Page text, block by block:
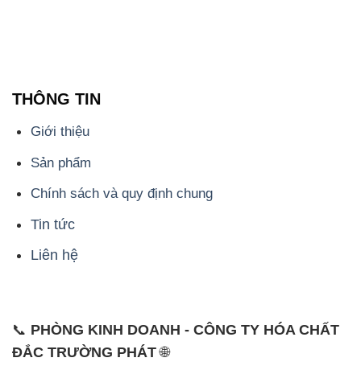
Chính sách và quy định chung
Tin tức
Liên hệ
📞
PHÒNG KINH DOANH - CÔNG TY HÓA CHẤT
ĐẮC TRƯỜNG PHÁT
- 028.3756.1835 - 028.3756.1840 - 028.3756.1841-